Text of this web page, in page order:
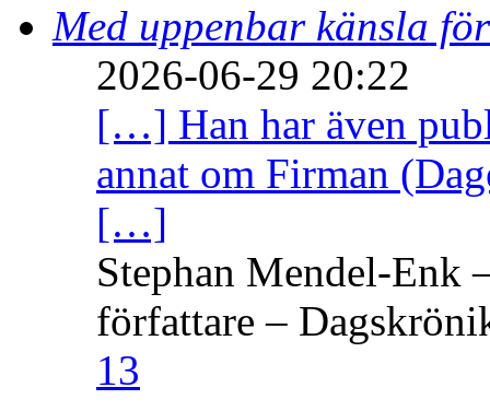
Med uppenbar känsla
2026-06-29 20:22
[…] Han har även
annat om Firman
[…]
Stephan Mendel-Enk
författare –
13